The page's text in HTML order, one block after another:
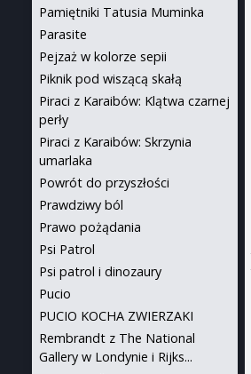
Pamiętniki Tatusia Muminka
Parasite
Pejzaż w kolorze sepii
Piknik pod wiszącą skałą
Piraci z Karaibów: Klątwa czarnej
perły
Piraci z Karaibów: Skrzynia
umarlaka
Powrót do przyszłości
Prawdziwy ból
Prawo pożądania
Psi Patrol
Psi patrol i dinozaury
Pucio
PUCIO KOCHA ZWIERZAKI
Rembrandt z The National
Gallery w Londynie i Rijks...